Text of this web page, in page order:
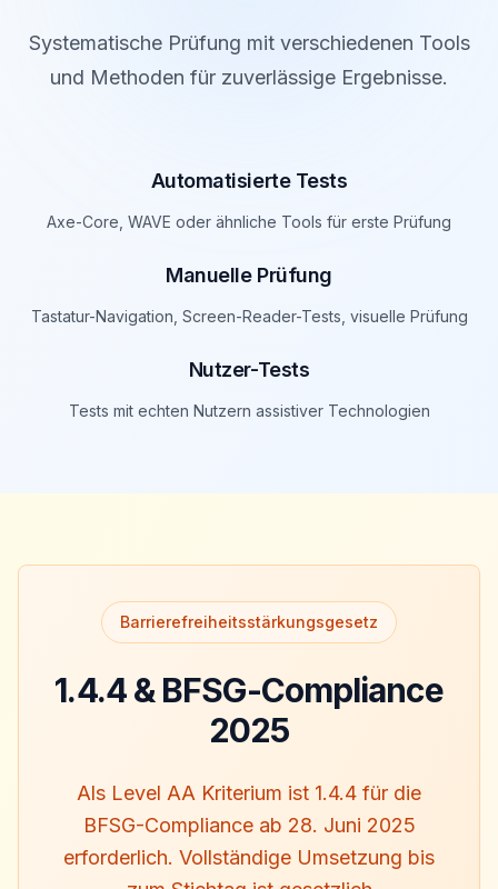
Systematische Prüfung mit verschiedenen Tools
und Methoden für zuverlässige Ergebnisse.
Automatisierte Tests
Axe-Core, WAVE oder ähnliche Tools für erste Prüfung
Manuelle Prüfung
Tastatur-Navigation, Screen-Reader-Tests, visuelle Prüfung
Nutzer-Tests
Tests mit echten Nutzern assistiver Technologien
Barrierefreiheitsstärkungsgesetz
1.4.4 & BFSG-Compliance
2025
Als Level AA Kriterium ist 1.4.4 für die
BFSG-Compliance ab 28. Juni 2025
erforderlich. Vollständige Umsetzung bis